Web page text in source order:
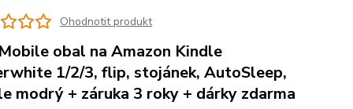
Ohodnotit produkt
obal na Amazon Kindle
1/2/3, flip, stojánek, AutoSleep,
modrý + záruka 3 roky + dárky zdarma